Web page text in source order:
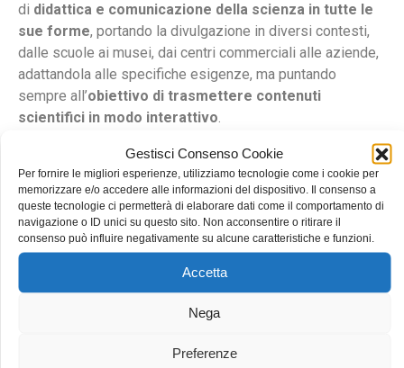
Gestisci Consenso Cookie
Per fornire le migliori esperienze, utilizziamo tecnologie come i cookie per
memorizzare e/o accedere alle informazioni del dispositivo. Il consenso a
queste tecnologie ci permetterà di elaborare dati come il comportamento di
navigazione o ID unici su questo sito. Non acconsentire o ritirare il
consenso può influire negativamente su alcune caratteristiche e funzioni.
Accetta
Nega
Preferenze
di didattica e comunicazione della scienza in tutte le
sue forme, portando la divulgazione in diversi contesti,
dalle scuole ai musei, dai centri commerciali alle aziende,
adattandola alle specifiche esigenze, ma puntando
sempre all’obiettivo di trasmettere contenuti
scientifici in modo interattivo.
Chi sono gli explainers?
Gli operatori Pleiadi sono definitiexplainers: questo
termine anglosassone indica unesperto scientifico che
solitamente lavora all’interno di Science Centre
riesce a mettere in scena strategie di comunicazione
interattiva. Questo significa tradurre la scienza in attività
conoscenza, ma far sì che si sviluppi attraverso